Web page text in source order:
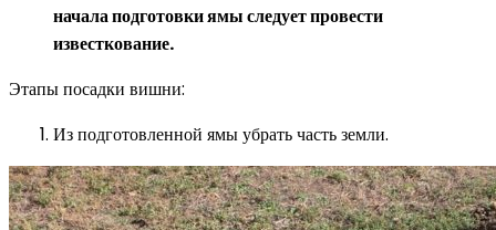
начала подготовки ямы следует провести
известкование.
Этапы посадки вишни:
Из подготовленной ямы убрать часть земли.